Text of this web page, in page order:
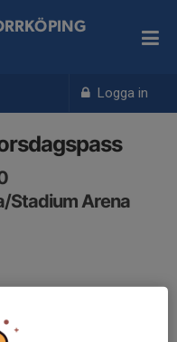
Logga in
Stadium Arena